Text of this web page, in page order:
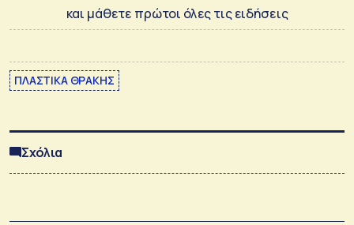
και μάθετε πρώτοι όλες τις ειδήσεις
ΠΛΑΣΤΙΚΑ ΘΡΑΚΗΣ
Σχόλια